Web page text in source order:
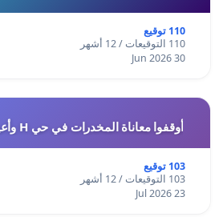
110 توقيع
110 التوقيعات / 12 أشهر
30 Jun 2026
أوقفوا معاناة المخدرات في حي H وأعيدوا الأمان إلى حينا!
103 توقيع
103 التوقيعات / 12 أشهر
23 Jul 2026